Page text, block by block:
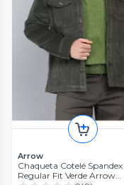
Arrow
Chaqueta Cotelé Spandex
Regular Fit Verde Arrow